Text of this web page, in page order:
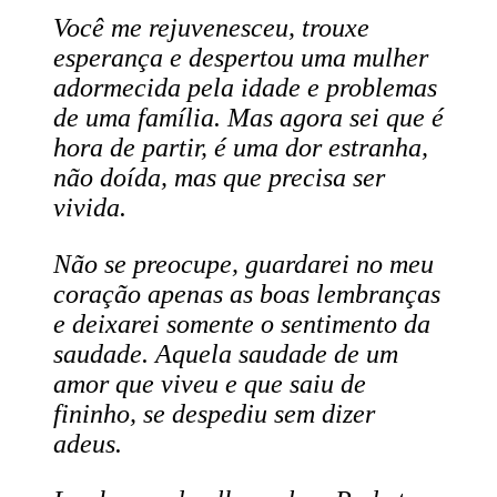
Você me rejuvenesceu, trouxe
esperança e despertou uma mulher
adormecida pela idade e problemas
de uma família. Mas agora sei que é
hora de partir, é uma dor estranha,
não doída, mas que precisa ser
vivida.
Não se preocupe, guardarei no meu
coração apenas as boas lembranças
e deixarei somente o sentimento da
saudade. Aquela saudade de um
amor que viveu e que saiu de
fininho, se despediu sem dizer
adeus.